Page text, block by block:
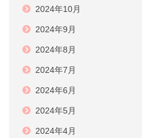
2024年10月
2024年9月
2024年8月
2024年7月
2024年6月
2024年5月
2024年4月